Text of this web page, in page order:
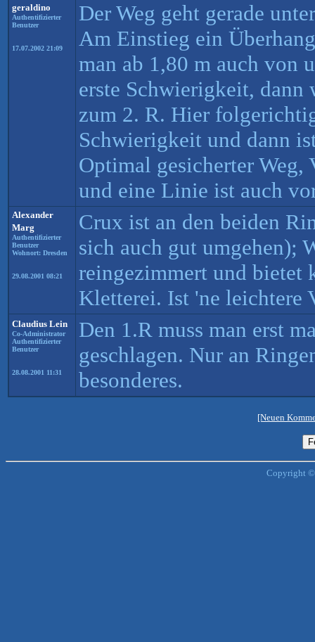
geraldino
Authentifizierter
Benutzer
17.07.2002 21:09
Der Weg geht gerade
Am Einstieg ein
man ab 1,80 m auch von
erste Schwierigkeit, dann
zum 2. R. Hier
Schwierigkeit und dann
Optimal gesicherter
und eine Linie ist auch
Alexander
Marg
Authentifizierter
Benutzer
Wohnort: Dresden
29.08.2001 08:21
Crux ist an den beiden
sich auch gut umgehen);
reingezimmert und bietet
Kletterei. Ist 'ne leichtere
Claudius Lein
Co-Administrator
Authentifizierter
Benutzer
28.08.2001 11:31
Den 1.R muss man erst
geschlagen. Nur an
besonderes.
[Neuen
Copyright ©